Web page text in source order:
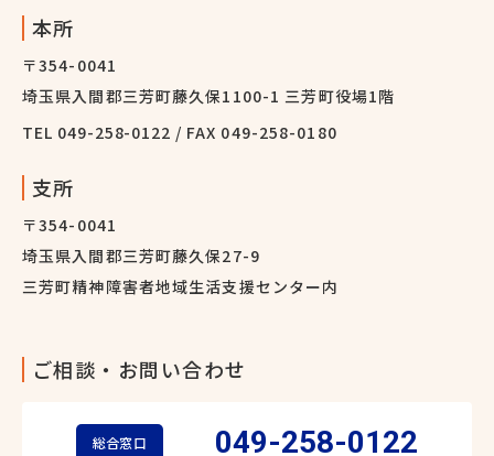
本所
〒354-0041
埼玉県入間郡三芳町藤久保1100-1 三芳町役場1階
TEL 049-258-0122 / FAX 049-258-0180
支所
〒354-0041
埼玉県入間郡三芳町藤久保27-9
三芳町精神障害者地域生活支援センター内
ご相談・お問い合わせ
総合窓口 049-258-0122